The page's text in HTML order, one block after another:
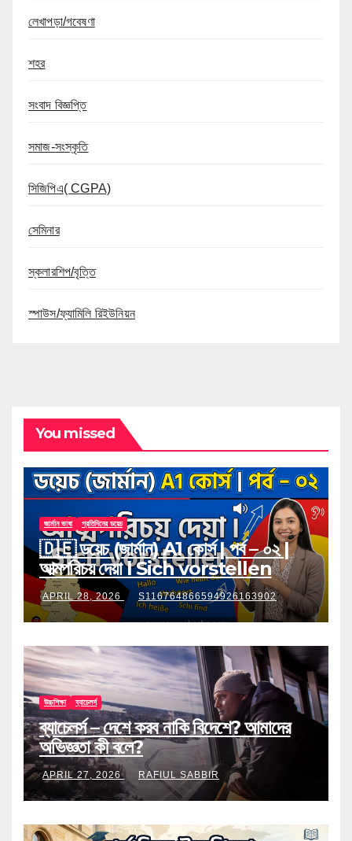
লেখাপড়া/গবেষণা
শহর
সংবাদ বিজ্ঞপ্তি
সমাজ-সংস্কৃতি
সিজিপিএ( CGPA)
সেমিনার
স্কলারশিপ/বৃত্তি
স্পাউস/ফ্যামিলি রিইউনিয়ন
You missed
জার্মান ভাষা প্রতিদিনের ডয়েচ
🇩🇪 ডয়েচ (জার্মান) A1 কোর্স | পর্ব – ০২ |
আত্মপরিচয় দেয়া l Sich vorstellen
APRIL 28, 2026 S116764866594926163902
উচ্চশিক্ষা ব্যাচেলর্স
ব্যাচেলর্স – দেশে করব নাকি বিদেশে? আমাদের
অভিজ্ঞতা কী বলে?
APRIL 27, 2026 RAFIUL SABBIR